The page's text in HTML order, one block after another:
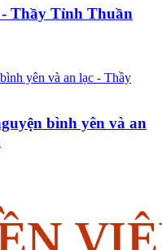
Thầy Tỉnh Thuần
bình yên và an